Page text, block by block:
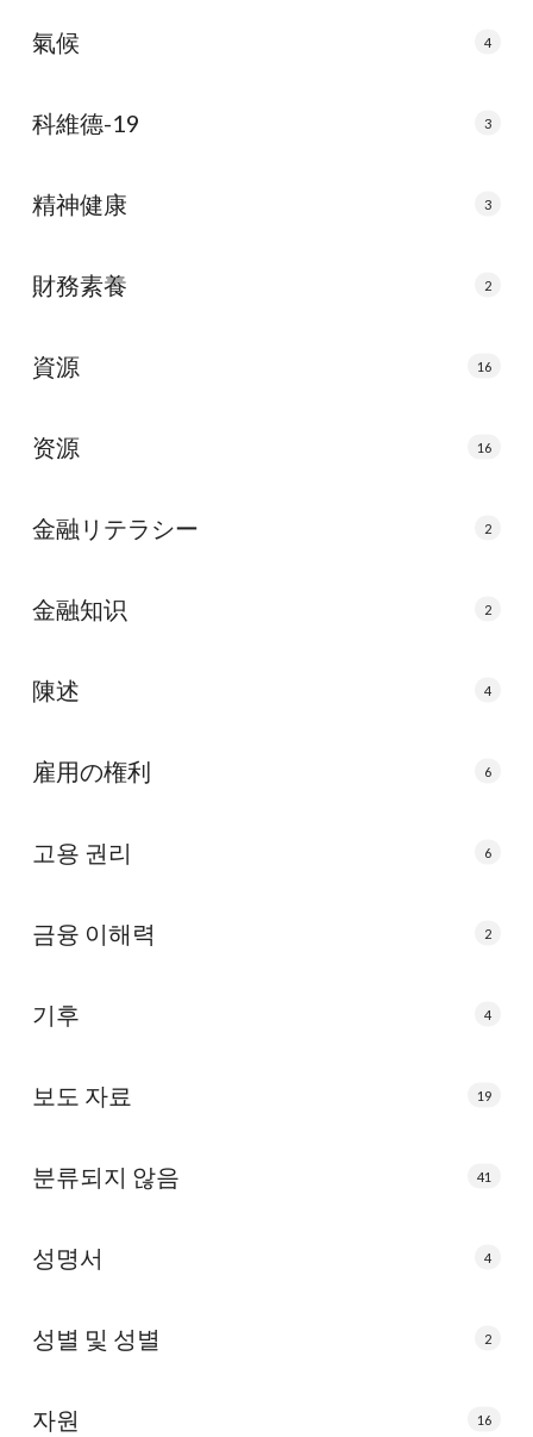
氣候 4
科維德-19 3
精神健康 3
財務素養 2
資源 16
资源 16
金融リテラシー 2
金融知识 2
陳述 4
雇用の権利 6
고용 권리 6
금융 이해력 2
기후 4
보도 자료 19
분류되지 않음 41
성명서 4
성별 및 성별 2
자원 16